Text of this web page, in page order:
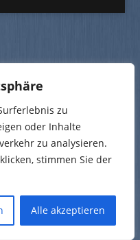
zu
oder Inhalte
zu analysieren.
stimmen Sie der
Alle akzeptieren